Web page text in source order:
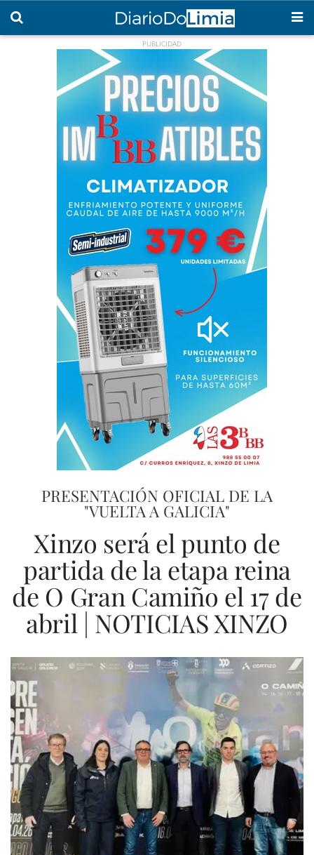
PRESENTACIÓN OFICIAL DE LA
"VUELTA A GALICIA"
Xinzo será el punto de
partida de la etapa reina
de O Gran Camiño el 17 de
abril | NOTICIAS XINZO